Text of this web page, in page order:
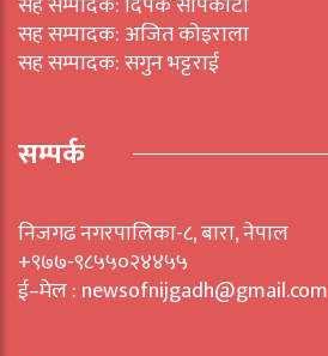
सह सम्पादक: अजित कोइराला
सह सम्पादक: सगुन भट्टराई
सम्पर्क
निजगढ नगरपालिका-८, बारा, नेपाल
+९७७-९८५५०२४४५५
ई–मेल : newsofnijgadh@gmail.com